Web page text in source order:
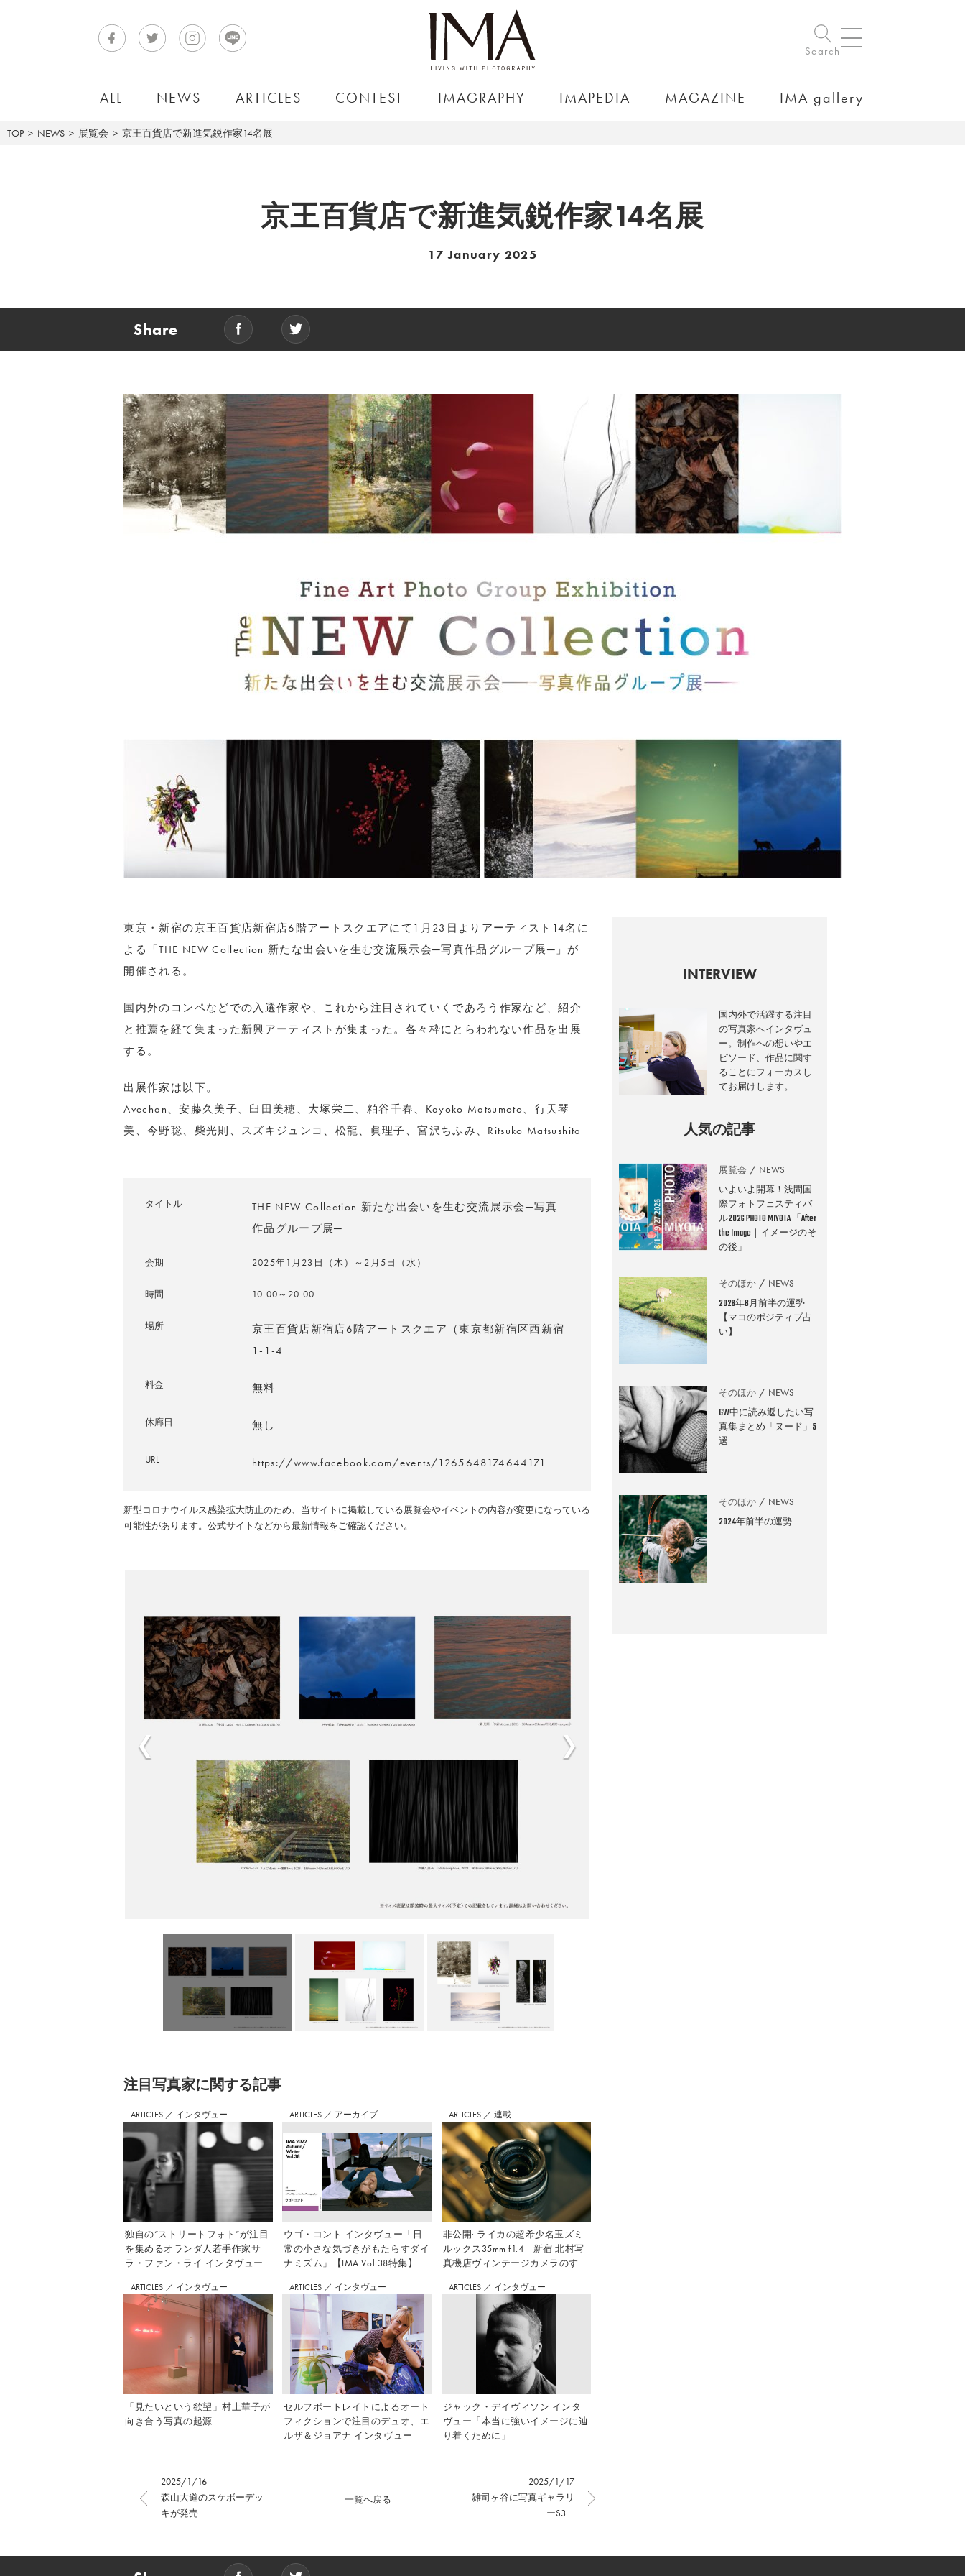
Search
ALL NEWS ARTICLES CONTEST IMAGRAPHY IMAPEDIA MAGAZINE IMA gallery
TOP NEWS 展覧会 京王百貨店で新進気鋭作家14名展
京王百貨店で新進気鋭作家14名展
17 January 2025
Share
東京・新宿の京王百貨店新宿店6階アートスクエアにて1月23日よりアーティスト14名に
よる「THE NEW Collection 新たな出会いを生む交流展示会─写真作品グループ展─」が
開催される。
国内外のコンペなどでの入選作家や、これから注目されていくであろう作家など、紹介
と推薦を経て集まった新興アーティストが集まった。各々枠にとらわれない作品を出展
する。
出展作家は以下。
Avechan、安藤久美子、臼田美穂、大塚栄二、粕谷千春、Kayoko Matsumoto、行天琴
美、今野聡、柴光則、スズキジュンコ、松龍、眞理子、宮沢ちふみ、Ritsuko Matsushita
タイトル
THE NEW Collection 新たな出会いを生む交流展示会─写真
作品グループ展─
会期 2025年1月23日（木）～2月5日（水）
時間 10:00～20:00
場所
京王百貨店新宿店6階アートスクエア（東京都新宿区西新宿
1-1-4
料金 無料
休廊日 無し
URL https://www.facebook.com/events/1265648174644171
新型コロナウイルス感染拡大防止のため、当サイトに掲載している展覧会やイベントの内容が変更になっている
可能性があります。公式サイトなどから最新情報をご確認ください。
注⽬写真家に関する記事
ARTICLES ／ インタヴュー
独自の“ストリートフォト”が注目
を集めるオランダ人若手作家サ
ラ・ファン・ライ インタヴュー
ARTICLES ／ アーカイブ
ウゴ・コント インタヴュー「日
常の小さな気づきがもたらすダイ
ナミズム」【IMA Vol.38特集】
ARTICLES ／ 連載
非公開: ライカの超希少名玉ズミ
ルックス35mm f1.4｜新宿 北村写
真機店ヴィンテージカメラのすす
ARTICLES ／ インタヴュー
「見たいという欲望」村上華子が
向き合う写真の起源
ARTICLES ／ インタヴュー
セルフポートレイトによるオート
フィクションで注目のデュオ、エ
ルザ＆ジョアナ インタヴュー
ARTICLES ／ インタヴュー
ジャック・デイヴィソン インタ
ヴュー「本当に強いイメージに辿
り着くために」
2025/1/16
森山大道のスケボーデッ
キが発売...
2025/1/17
雑司ヶ谷に写真ギャラリ
ーS3 ...
一覧へ戻る
INTERVIEW
国内外で活躍する注目
の写真家へインタヴュ
ー。制作への想いやエ
ピソード、作品に関す
ることにフォーカスし
てお届けします。
人気の記事
展覧会 NEWS
いよいよ開幕！浅間国
際フォトフェスティバ
ル2026 PHOTO MIYOTA 「After
the Image｜イメージのそ
の後」
そのほか NEWS
2026年8月前半の運勢
【マコのポジティブ占
い】
そのほか NEWS
GW中に読み返したい写
真集まとめ「ヌード」5
選
そのほか NEWS
2024年前半の運勢